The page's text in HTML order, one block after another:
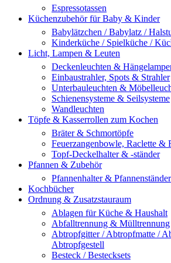
Espressotassen
Küchenzubehör für Baby & Kinder
Babylätzchen / Babylatz /
Kinderküche / Spielküche /
Licht, Lampen & Leuten
Deckenleuchten &
Einbaustrahler, Spots & Strahler
Unterbauleuchten &
Schienensysteme & Seilsysteme
Wandleuchten
Töpfe & Kasserrollen zum Kochen
Bräter & Schmortöpfe
Feuerzangenbowle, Raclette &
Topf-Deckelhalter & -ständer
Pfannen & Zubehör
Pfannenhalter & Pfannenständer
Kochbücher
Ordnung & Zusatzstauraum
Ablagen für Küche & Haushalt
Abfalltrennung & Mülltrennung
Abtropfgitter / Abtropfmatte /
Abtropfgestell
Besteck / Bestecksets